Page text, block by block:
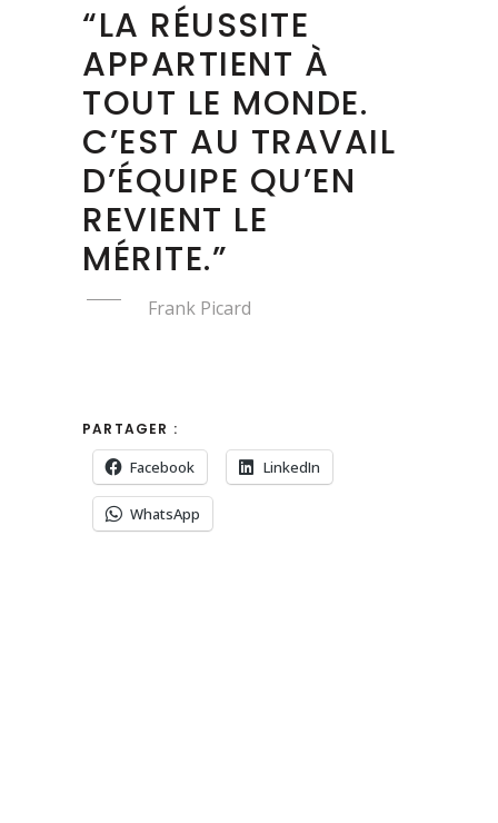
“LA RÉUSSITE
APPARTIENT À
TOUT LE MONDE.
C’EST AU TRAVAIL
D’ÉQUIPE QU’EN
REVIENT LE
MÉRITE.”
Frank Picard
PARTAGER :
Facebook LinkedIn
WhatsApp